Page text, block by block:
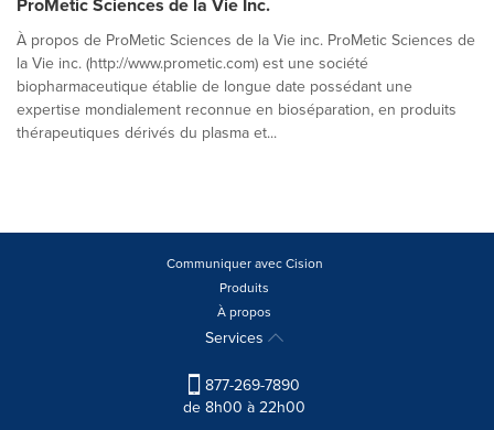
À propos de ProMetic Sciences de la Vie inc. ProMetic Sciences de
la Vie inc. (http://www.prometic.com) est une société
biopharmaceutique établie de longue date possédant une
expertise mondialement reconnue en bioséparation, en produits
thérapeutiques dérivés du plasma et...
Communiquer avec Cision
Produits
À propos
Services
877-269-7890
de 8h00 à 22h00